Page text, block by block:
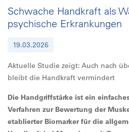
Schwache Handkraft als
psychische Erkrankungen
19.03.2026
Aktuelle Studie zeigt: Auch nach
bleibt die Handkraft vermindert
Die Handgriffstärke ist ein
Verfahren zur Bewertung der
etablierter Biomarker für die